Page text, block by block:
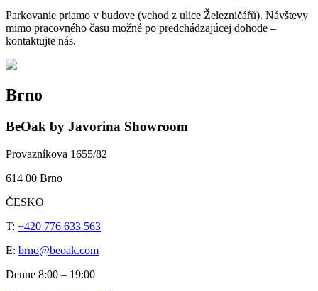
Parkovanie priamo v budove (vchod z ulice Železničářů). Návštevy
mimo pracovného času možné po predchádzajúcej dohode –
kontaktujte nás.
Brno
BeOak by Javorina Showroom
Provazníkova 1655/82
614 00 Brno
ČESKO
T: +420 776 633 563
E: brno@beoak.com
Denne 8:00 – 19:00